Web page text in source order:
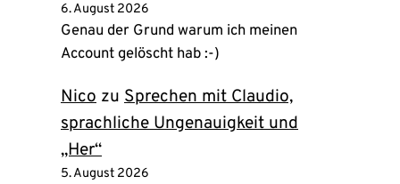
6. August 2026
Genau der Grund warum ich meinen
Account gelöscht hab :-)
Nico zu Sprechen mit Claudio,
sprachliche Ungenauigkeit und
„Her“
5. August 2026